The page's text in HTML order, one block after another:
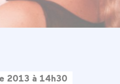
2013 à 14h30